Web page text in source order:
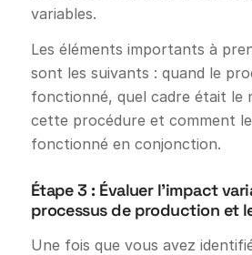
variables.
Les éléments importants à
sont les suivants : quand le
fonctionné, quel cadre était le
cette procédure et comment
fonctionné en conjonction.
Étape 3 : Évaluer l'impact
processus de production et
Une fois que vous avez